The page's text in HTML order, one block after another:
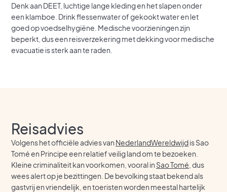
Denk aan DEET, luchtige lange kleding en het slapen onder
een klamboe. Drink flessenwater of gekookt water en let
goed op voedselhygiëne. Medische voorzieningen zijn
beperkt, dus een reisverzekering met dekking voor medische
evacuatie is sterk aan te raden.
Reisadvies
Volgens het officiële advies van NederlandWereldwijdis Sao
Tomé en Principe een relatief veilig land om te bezoeken.
Kleine criminaliteit kan voorkomen, vooral in Sao Tomé , dus
wees alert op je bezittingen. De bevolking staat bekend als
gastvrij en vriendelijk, en toeristen worden meestal hartelijk